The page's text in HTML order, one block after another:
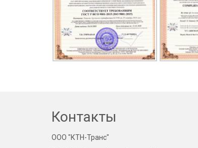
Контакты
ООО "КТН-Транс"